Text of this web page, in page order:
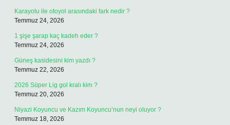
Karayolu ile otoyol arasındaki fark nedir ?
Temmuz 24, 2026
1 şişe şarap kaç kadeh eder ?
Temmuz 24, 2026
Güneş kasidesini kim yazdı ?
Temmuz 22, 2026
2026 Süper Lig gol kralı kim ?
Temmuz 20, 2026
Niyazi Koyuncu ve Kazım Koyuncu’nun neyi oluyor ?
Temmuz 18, 2026